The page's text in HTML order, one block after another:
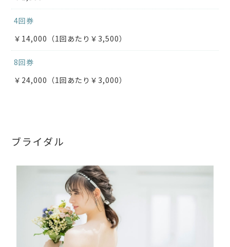
4回券
￥14,000（1回あたり￥3,500）
8回券
￥24,000（1回あたり￥3,000）
ブライダル